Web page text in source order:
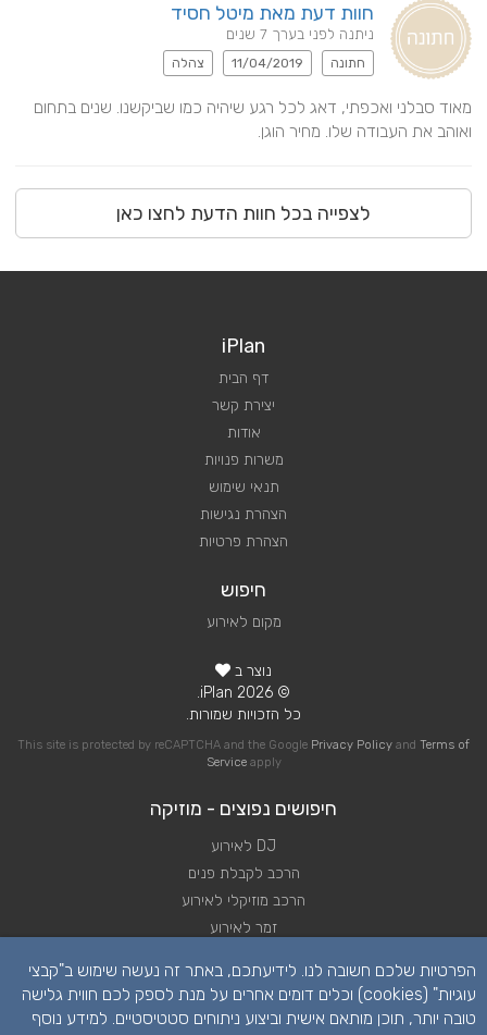
חוות דעת מאת מיטל חסיד
ניתנה לפני בערך 7 שנים
חתונה 11/04/2019 צהלה
ואוהב את העבודה שלו. מחיר הוגן.
לצפייה בכל חוות הדעת לחצו כאן
iPlan
דף הבית
יצירת קשר
אודות
משרות פנויות
תנאי שימוש
הצהרת נגישות
הצהרת פרטיות
חיפוש
מקום לאירוע
נוצר ב
© 2026 iPlan.
כל הזכויות שמורות.
This site is protected by reCAPTCHA and the Google Privacy Policy and Terms of
Serviceapply
חיפושים נפוצים - מוזיקה
DJ לאירוע
הרכב לקבלת פנים
הרכב מוזיקלי לאירוע
זמר לאירוע
נגן לאירוע
הפרטיות שלכם חשובה לנו. לידיעתכם, באתר זה נעשה שימוש ב"קבצי
עוגיות" (cookies) וכלים דומים אחרים על מנת לספק לכם חווית גלישה
טובה יותר, תוכן מותאם אישית וביצוע ניתוחים סטטיסטיים. למידע נוסף